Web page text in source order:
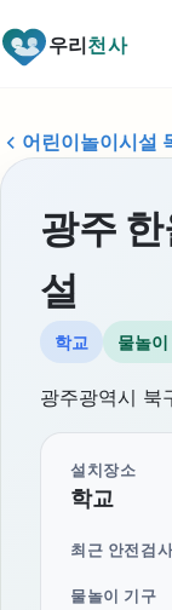
우리천사
어린이놀이시설
광주
설
학교 물놀
광주광역시 북
설치장소
학교
최근 안전검
물놀이 기구